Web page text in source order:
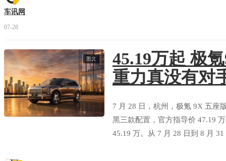
车讯网
07-28
图文
45.19万起 极
重力真没有对
7 月 28 日，杭州，极氪 9X 五座
黑三款配置，官方指导价 47.19
45.19 万。从 7 月 28 日到 8 月